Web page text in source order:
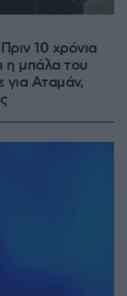
10 χρόνια
η μπάλα του
για Αταμάν,